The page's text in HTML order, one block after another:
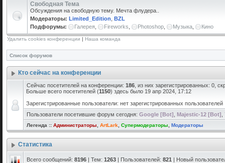
Свободная Тема
Обсуждения на свободную тему. Мечта флудера..
Модераторы: Limited_Edition BZL
Подфорумы:
Галерея Fireworks Photoshop Музыка Кино
Удалить cookies конференции | Наша команда
Список форумов
Кто сейчас на конференции
Сейчас посетителей на конференции: 186 , из них зарегистрированных: 0,
Больше всего посетителей (1150) здесь было 19 апр 2024, 17:12
Зарегистрированные пользователи: нет зарегистрированных пользователей
Пользователи посетившие форум сегодня: Google [Bot] Majestic-12 [Bot]
Легенда :: Администраторы ArtLark Супермодераторы Модераторы
Статистика
Всего сообщений: 8196 | Тем: 1263 | Пользователей: 821 | Новый